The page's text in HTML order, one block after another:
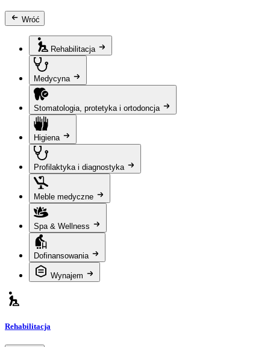
Wróć
Rehabilitacja
Medycyna
Stomatologia, protetyka i ortodoncja
Higiena
Profilaktyka i diagnostyka
Meble medyczne
Spa & Wellness
Dofinansowania
Wynajem
Rehabilitacja